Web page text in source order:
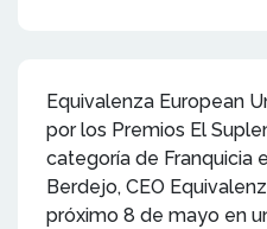
Equivalenza European
por los Premios El
categoría de Franquicia
Berdejo, CEO
próximo 8 de mayo en